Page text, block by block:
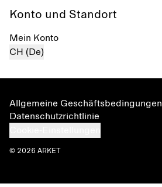
Konto und Standort
Mein Konto
CH (De)
Allgemeine Geschäftsbedingungen
Datenschutzrichtlinie
© 2026 ARKET